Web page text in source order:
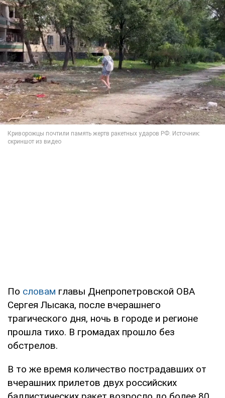
По словам главы Днепропетровской ОВА
Сергея Лысака, после вчерашнего
трагического дня, ночь в городе и регионе
прошла тихо. В громадах прошло без
обстрелов.
В то же время количество пострадавших от
вчерашних прилетов двух российских